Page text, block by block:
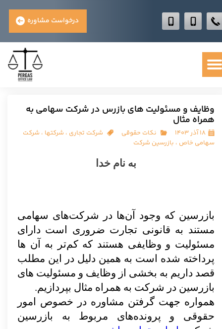
درخواست مشاوره
وظایف و مسئولیت های بازرس در شرکت سهامی به
همراه مثال
۱۸ آذر ۱۴۰۳ نکات حقوقی شرکت تجاری ، شرکتها ، شرکت
سهامی خاص ، بازرسین شرکت
به نام خدا
بازرسین که وجود آن‌ها در شرکت‌های سهامی
مستند به قانونی تجارت ضروری است دارای
مسئولیت و وظایفی هستند که کم‌تر به آن ها
پرداخته شده است به همین دلیل در این مطلب
قصد داریم به بخشی از وظایف و مسئولیت های
بازرسین در شرکت به همراه مثال بپردازیم.
همواره جهت گرفتن مشاوره در خصوص امور
حقوقی و پرونده‌های مربوط به بازرسین